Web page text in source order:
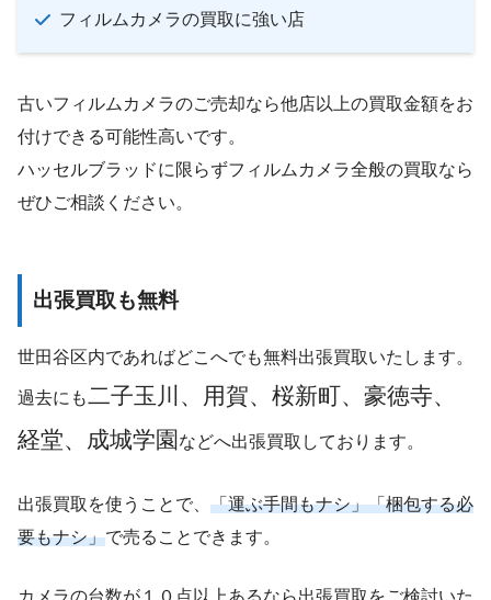
フィルムカメラの買取に強い店
古いフィルムカメラのご売却なら他店以上の買取金額をお
付けできる可能性高いです。
ハッセルブラッドに限らずフィルムカメラ全般の買取なら
ぜひご相談ください。
出張買取も無料
世田谷区内であればどこへでも無料出張買取いたします。
過去にも二子玉川、用賀、桜新町、豪徳寺、
経堂、成城学園 などへ出張買取しております。
出張買取を使うことで、 「運ぶ手間もナシ」「梱包する必
要もナシ」で売ることできます。